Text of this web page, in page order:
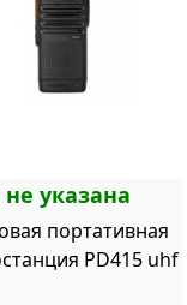
указана
портативная
PD415 uhf